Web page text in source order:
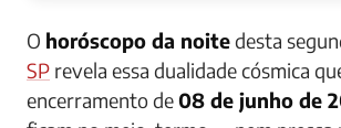
O horóscopo da noitedesta
SP revela essa dualidade cósmica
encerramento de08 de junho de